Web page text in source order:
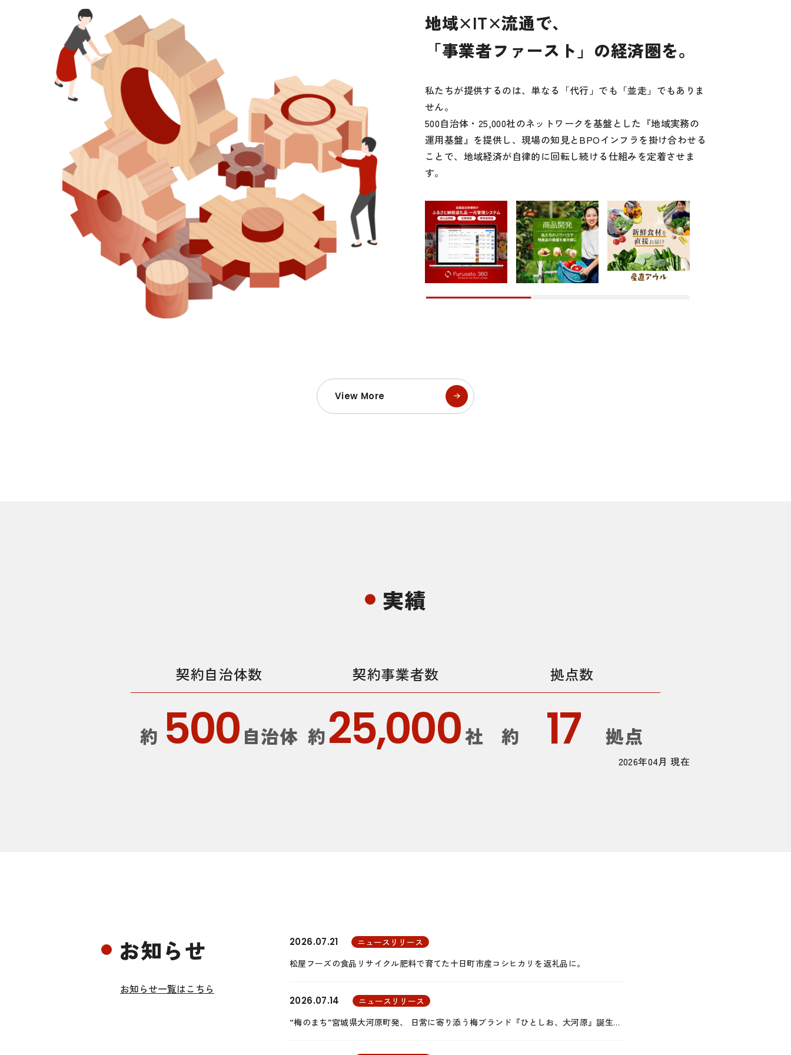
地域×IT×流通で、
「事業者ファースト」の経済圏を。
私たちが提供するのは、単なる「代行」でも「並走」でもありま
せん。
500自治体・25,000社のネットワークを基盤とした『地域実務の
運用基盤』を提供し、現場の知見とBPOインフラを掛け合わせる
ことで、地域経済が自律的に回転し続ける仕組みを定着させま
す。
View More
実績
契約自治体数
約 500 自治体
契約事業者数
約25,000社
拠点数
約 17 拠点
2026年04月 現在
お知らせ
お知らせ一覧はこちら
2026.07.21
ニュースリリース
松屋フーズの食品リサイクル肥料で育てた十日町市産コシヒカリを返礼品に。
2026.07.14
ニュースリリース
“梅のまち”宮城県大河原町発、 日常に寄り添う梅ブランド『ひとしお、大河原』誕生…